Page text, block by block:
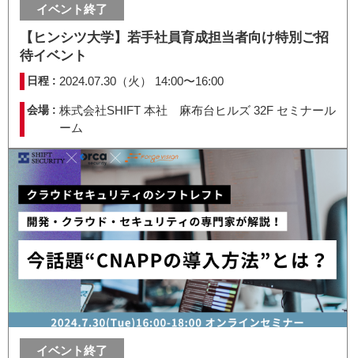
イベント終了
【ヒンシツ大学】若手社員育成担当者向け特別ご招
待イベント
日程 : 2024.07.30（火） 14:00〜16:00
会場 : 株式会社SHIFT 本社 麻布台ヒルズ 32F セミナール
ーム
イベント終了